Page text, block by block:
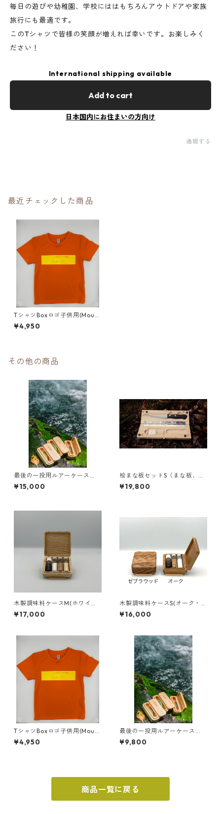
毎日の遊びや幼稚園、学校にははもちろんアウトドアや家族
旅行にも最適です。
このTシャツで皆様の笑顔が増えれば幸いです。お楽しみく
ださい！
International shipping available
Add to cart
日本国内にお住まいの方向け
通報する
最近チェックした商品
TシャツBoxロゴ子供用(Mount
ain_Stream_Kiryu)
¥4,950
その他の商品
最後の一投用ルアーケース
『釣り人のお守り』
【ハイクラス】
¥15,000
桧まな板セットS（まな板、包
丁、おろし金）
¥19,800
木製調味料ケースM(ホワイト
アッシュ)
¥17,000
木製調味料ケースS(オーク・ゼ
ブラウッド)
¥16,000
TシャツBoxロゴ子供用(Mount
ain_Stream_Kiryu)
¥4,950
最後の一投用ルアーケース
『釣り人のお守り』
【スタンダード】
¥9,800
商品一覧に戻る